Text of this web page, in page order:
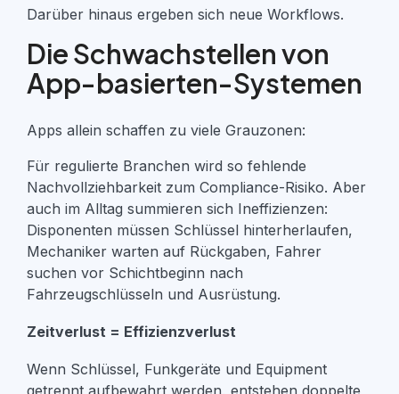
Darüber hinaus ergeben sich neue Workflows.
Die Schwachstellen von
App-basierten-Systemen
Apps allein schaffen zu viele Grauzonen:
Für regulierte Branchen wird so fehlende
Nachvollziehbarkeit zum Compliance-Risiko. Aber
auch im Alltag summieren sich Ineffizienzen:
Disponenten müssen Schlüssel hinterherlaufen,
Mechaniker warten auf Rückgaben, Fahrer
suchen vor Schichtbeginn nach
Fahrzeugschlüsseln und Ausrüstung.
Zeitverlust = Effizienzverlust
Wenn Schlüssel, Funkgeräte und Equipment
getrennt aufbewahrt werden, entstehen doppelte